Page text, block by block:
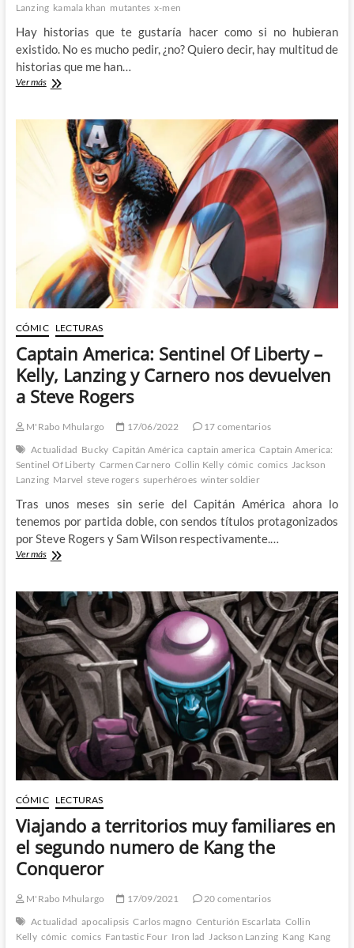
Lanzing kamala khan mutantes x-men
Hay historias que te gustaría hacer como si no hubieran
existido. No es mucho pedir, ¿no? Quiero decir, hay multitud de
historias que me han…
Ver másKamala
Giant
CÓMIC LECTURAS
Captain America: Sentinel Of Liberty –
Kelly, Lanzing y Carnero nos devuelven
a Steve Rogers
M'Rabo Mhulargo 17/06/2022
17 comentarios
Actualidad Bucky Capitán América captain america Captain America:
Sentinel Of Liberty Carmen Carnero Collin Kelly cómic comics Jackson
Lanzing Marvel steve rogers superhéroes winter soldier
Tras unos meses sin serie del Capitán América ahora lo
tenemos por partida doble, con sendos títulos protagonizados
por Steve Rogers y Sam Wilson respectivamente.…
Ver másCaptain
Liberty
–
Kelly,
Lanzing
Carnero
nos
devuelven
a
Steve
Rogers
CÓMIC LECTURAS
Viajando a territorios muy familiares en
el segundo numero de Kang the
Conqueror
M'Rabo Mhulargo 17/09/2021
20 comentarios
Actualidad apocalipsis Carlos magno Centurión Escarlata Collin
Kelly cómic comics Fantastic Four Iron lad Jackson Lanzing Kang Kang